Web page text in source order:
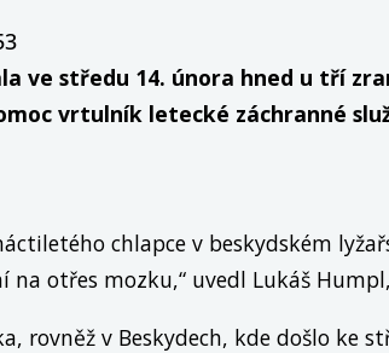
ve středu 14. února hned u tří
vrtulník letecké záchranné
chlapce v beskydském
otřes mozku,“ uvedl Lukáš
rovněž v Beskydech, kde došlo ke